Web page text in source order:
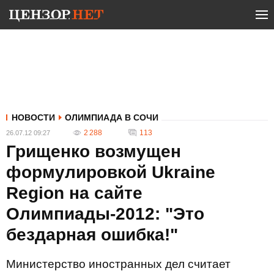
НОВОСТИ ОЛИМПИАДА В СОЧИ
26.07.12 09:27 2 288 113
Грищенко возмущен
формулировкой Ukraine
Region на сайте
Олимпиады-2012: "Это
бездарная ошибка!"
Министерство иностранных дел считает